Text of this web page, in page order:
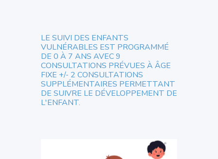
LE SUIVI DES ENFANTS
VULNÉRABLES EST PROGRAMMÉ
DE 0 À 7 ANS AVEC 9
CONSULTATIONS PRÉVUES À ÂGE
FIXE +/- 2 CONSULTATIONS
SUPPLÉMENTAIRES PERMETTANT
DE SUIVRE LE DÉVELOPPEMENT DE
L'ENFANT.